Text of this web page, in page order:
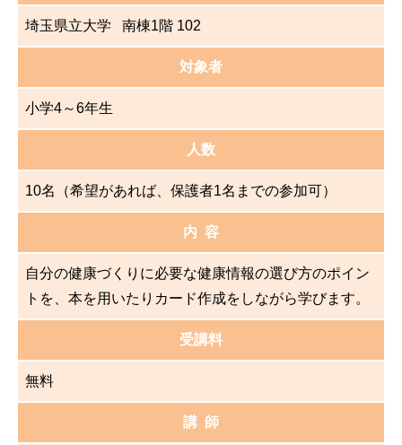
埼玉県立大学 南棟1階 102
対象者
小学4～6年生
人数
10名（希望があれば、保護者1名までの参加可）
内 容
自分の健康づくりに必要な健康情報の選び方のポイン
トを、本を用いたりカード作成をしながら学びます。
受講料
無料
講 師